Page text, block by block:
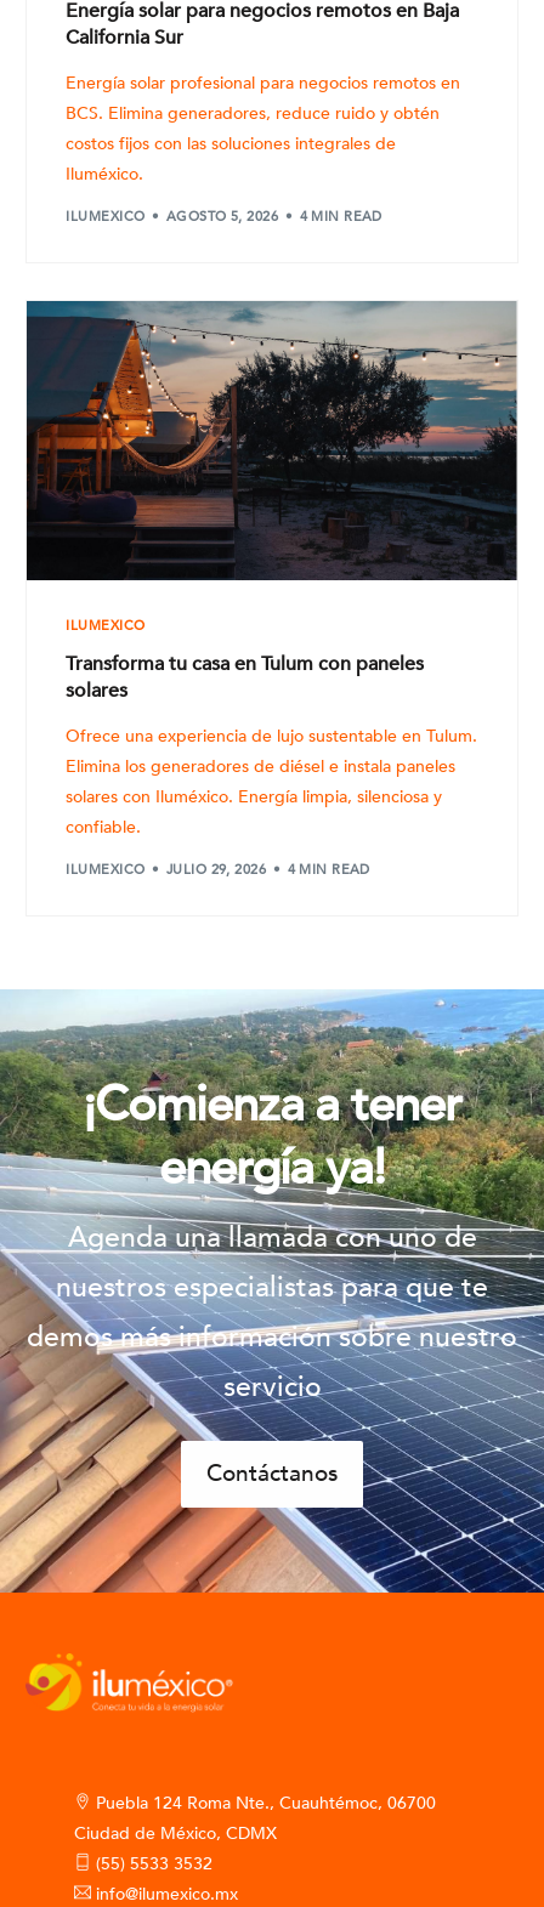
Energía solar para negocios remotos en Baja
California Sur
Energía solar profesional para negocios remotos en
BCS. Elimina generadores, reduce ruido y obtén
costos fijos con las soluciones integrales de
Iluméxico.
ILUMEXICO AGOSTO 5, 2026 4 MIN READ
ILUMEXICO
Transforma tu casa en Tulum con paneles
solares
Ofrece una experiencia de lujo sustentable en Tulum.
Elimina los generadores de diésel e instala paneles
solares con Iluméxico. Energía limpia, silenciosa y
confiable.
ILUMEXICO JULIO 29, 2026 4 MIN READ
¡Comienza a tener
energía ya!
Agenda una llamada con uno de
nuestros especialistas para que te
demos más información sobre nuestro
servicio
Contáctanos
Puebla 124 Roma Nte., Cuauhtémoc, 06700
Ciudad de México, CDMX
(55) 5533 3532
info@ilumexico.mx